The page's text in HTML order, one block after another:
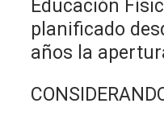
Educación
planificado
años la